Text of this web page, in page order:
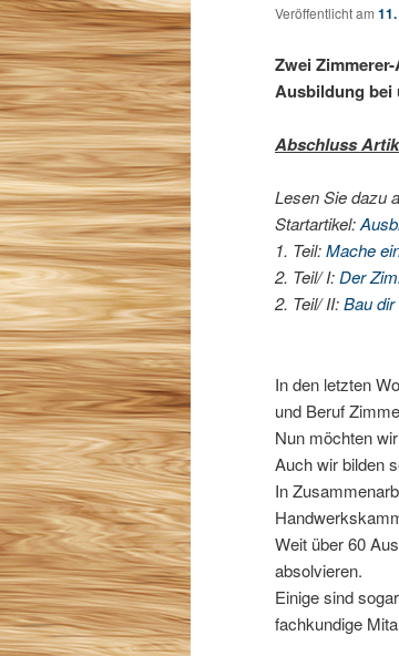
Veröffentlicht am
Zwei
Ausbildung bei
Abschluss
Lesen Sie dazu
Startartikel:
1. Teil:Mache
2. Teil/ I:Der
2. Teil/ II:Bau
In den letzten
und Beruf
Nun möchten
Auch wir bilden
In
Weit über 60
absolvieren.
Einige sind
fachkundige